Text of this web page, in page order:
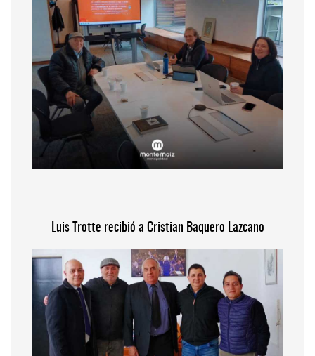
Luis Trotte recibió a Cristian Baquero Lazcano